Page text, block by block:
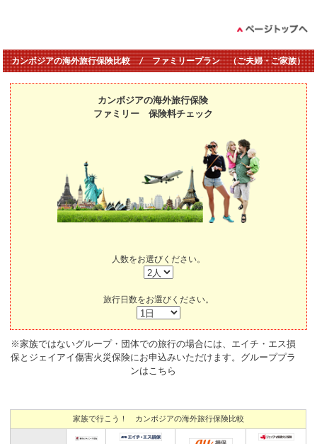
カンボジアの海外旅行保険比較 / ファミリープラン （ご夫婦・ご家族）
カンボジアの海外旅行保険
ファミリー 保険料チェック
人数をお選びください。
旅行日数をお選びください。
※家族ではないグループ・団体での旅行の場合には、エイチ・エス損
保とジェイアイ傷害火災保険にお申込みいただけます。 グループプラ
ンはこちら
家族で行こう！ カンボジアの海外旅行保険比較